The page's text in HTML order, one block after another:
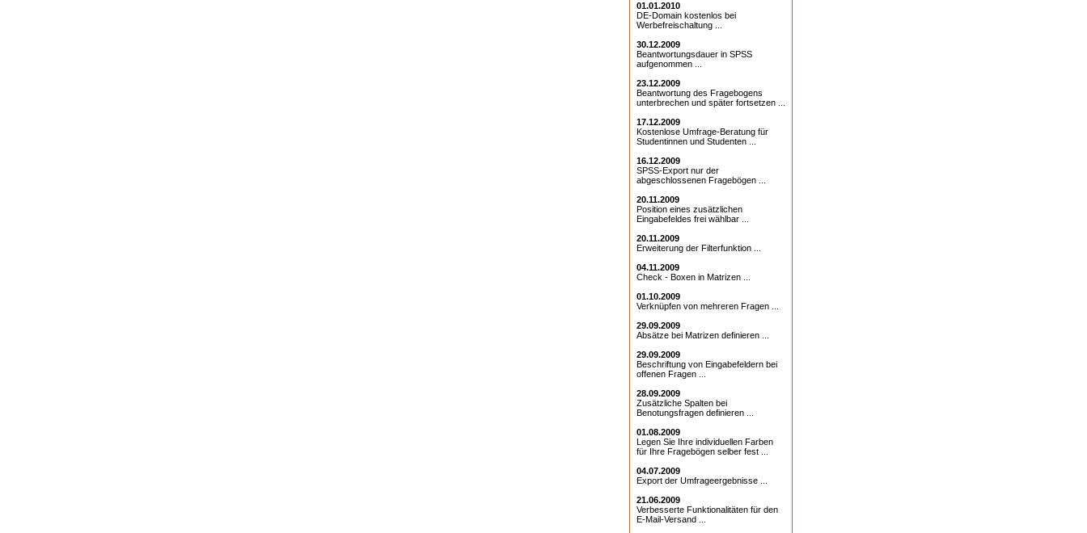
01.01.2010
DE-Domain kostenlos bei
Werbefreischaltung ...
30.12.2009
Beantwortungsdauer in SPSS
aufgenommen ...
23.12.2009
Beantwortung des Fragebogens
unterbrechen und später fortsetzen ...
17.12.2009
Kostenlose Umfrage-Beratung für
Studentinnen und Studenten ...
16.12.2009
SPSS-Export nur der
abgeschlossenen Fragebögen ...
20.11.2009
Position eines zusätzlichen
Eingabefeldes frei wählbar ...
20.11.2009
Erweiterung der Filterfunktion ...
04.11.2009
Check - Boxen in Matrizen ...
01.10.2009
Verknüpfen von mehreren Fragen ...
29.09.2009
Absätze bei Matrizen definieren ...
29.09.2009
Beschriftung von Eingabefeldern bei
offenen Fragen ...
28.09.2009
Zusätzliche Spalten bei
Benotungsfragen definieren ...
01.08.2009
Legen Sie Ihre individuellen Farben
für Ihre Fragebögen selber fest ...
04.07.2009
Export der Umfrageergebnisse ...
21.06.2009
Verbesserte Funktionalitäten für den
E-Mail-Versand ...